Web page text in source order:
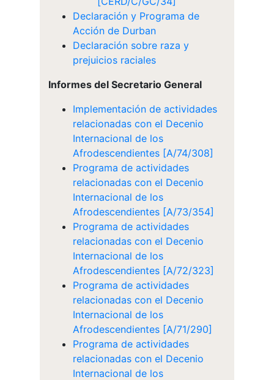
Declaración y Programa de
Acción de Durban
Declaración sobre raza y
prejuicios raciales
Informes del Secretario General
Implementación de actividades
relacionadas con el Decenio
Internacional de los
Afrodescendientes [A/74/308]
Programa de actividades
relacionadas con el Decenio
Internacional de los
Afrodescendientes [A/73/354]
Programa de actividades
relacionadas con el Decenio
Internacional de los
Afrodescendientes [A/72/323]
Programa de actividades
relacionadas con el Decenio
Internacional de los
Afrodescendientes [A/71/290]
Programa de actividades
relacionadas con el Decenio
Internacional de los